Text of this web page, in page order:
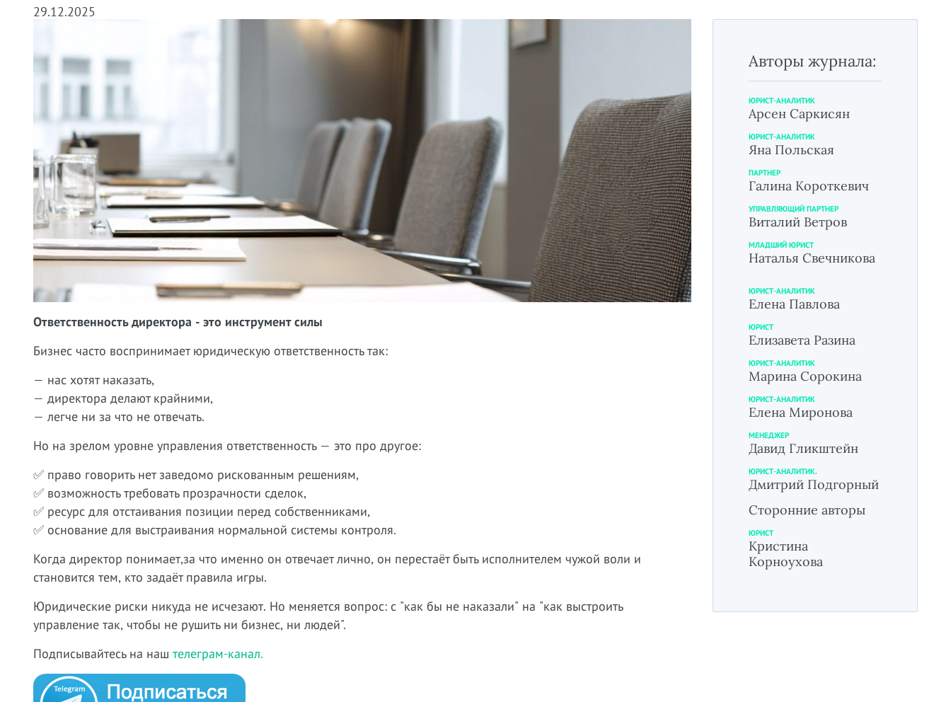
29.12.2025
Ответственность директора - это инструмент силы
Бизнес часто воспринимает юридическую ответственность так:
— нас хотят наказать,
— директора делают крайними,
— легче ни за что не отвечать.
Но на зрелом уровне управления ответственность — это про другое:
✅ право говорить нет заведомо рискованным решениям,
✅ возможность требовать прозрачности сделок,
✅ ресурс для отстаивания позиции перед собственниками,
✅ основание для выстраивания нормальной системы контроля.
Когда директор понимает,за что именно он отвечает лично, он перестаёт быть исполнителем чужой воли и
становится тем, кто задаёт правила игры.
Юридические риски никуда не исчезают. Но меняется вопрос: с "как бы не наказали" на "как выстроить
управление так, чтобы не рушить ни бизнес, ни людей".
Подписывайтесь на наш телеграм-канал.
Авторы журнала:
ЮРИСТ-АНАЛИТИК
Арсен Саркисян
ЮРИСТ-АНАЛИТИК
Яна Польская
ПАРТНЕР
Галина Короткевич
УПРАВЛЯЮЩИЙ ПАРТНЕР
Виталий Ветров
МЛАДШИЙ ЮРИСТ
Наталья Свечникова
ЮРИСТ-АНАЛИТИК
Елена Павлова
ЮРИСТ
Елизавета Разина
ЮРИСТ-АНАЛИТИК
Марина Сорокина
ЮРИСТ-АНАЛИТИК
Елена Миронова
МЕНЕДЖЕР
Давид Гликштейн
ЮРИСТ-АНАЛИТИК.
Дмитрий Подгорный
Сторонние авторы
ЮРИСТ
Кристина
Корноухова